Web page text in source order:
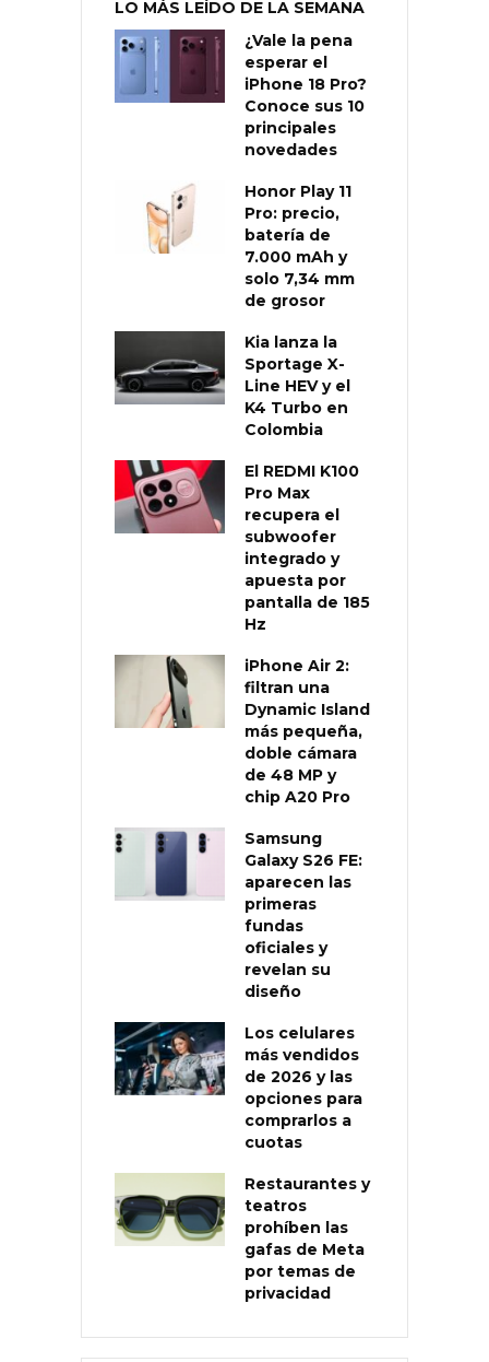
LO MÁS LEÍDO DE LA SEMANA
¿Vale la pena
esperar el
iPhone 18 Pro?
Conoce sus 10
principales
novedades
Honor Play 11
Pro: precio,
batería de
7.000 mAh y
solo 7,34 mm
de grosor
Kia lanza la
Sportage X-
Line HEV y el
K4 Turbo en
Colombia
El REDMI K100
Pro Max
recupera el
subwoofer
integrado y
apuesta por
pantalla de 185
Hz
iPhone Air 2:
filtran una
Dynamic Island
más pequeña,
doble cámara
de 48 MP y
chip A20 Pro
Samsung
Galaxy S26 FE:
aparecen las
primeras
fundas
oficiales y
revelan su
diseño
Los celulares
más vendidos
de 2026 y las
opciones para
comprarlos a
cuotas
Restaurantes y
teatros
prohíben las
gafas de Meta
por temas de
privacidad